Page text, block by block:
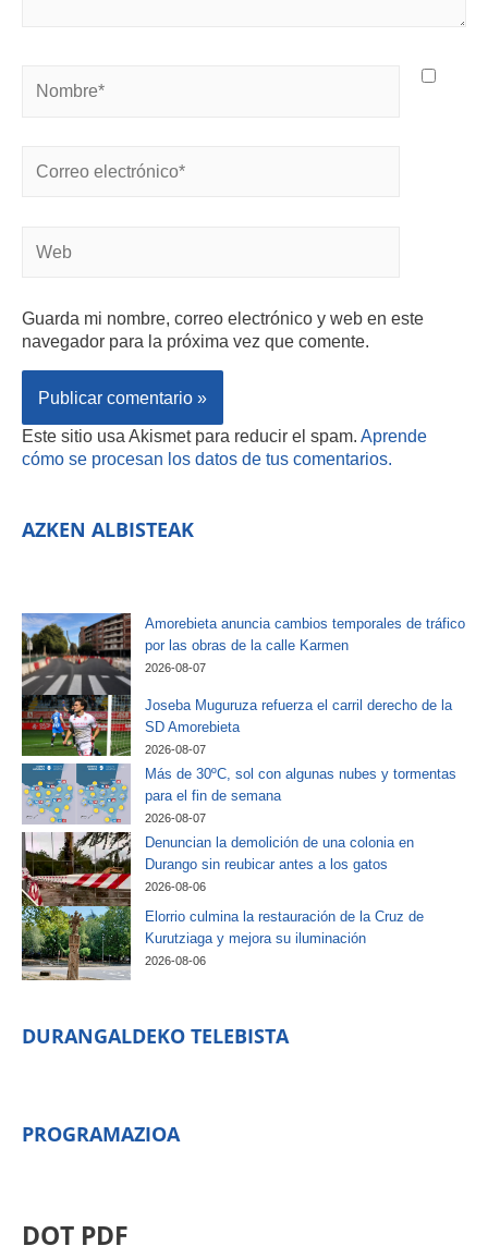
Guarda mi nombre, correo electrónico y web en este
navegador para la próxima vez que comente.
Este sitio usa Akismet para reducir el spam. Aprende
cómo se procesan los datos de tus comentarios.
AZKEN ALBISTEAK
Amorebieta anuncia cambios temporales de tráfico
por las obras de la calle Karmen
2026-08-07
Joseba Muguruza refuerza el carril derecho de la
SD Amorebieta
2026-08-07
Más de 30ºC, sol con algunas nubes y tormentas
para el fin de semana
2026-08-07
Denuncian la demolición de una colonia en
Durango sin reubicar antes a los gatos
2026-08-06
Elorrio culmina la restauración de la Cruz de
Kurutziaga y mejora su iluminación
2026-08-06
DURANGALDEKO TELEBISTA
PROGRAMAZIOA
DOT PDF